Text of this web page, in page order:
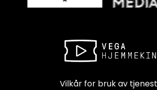
Vilkår for bruk av